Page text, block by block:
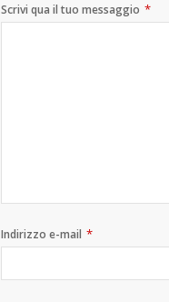
Scrivi qua il tuo messaggio *
Indirizzo e-mail *